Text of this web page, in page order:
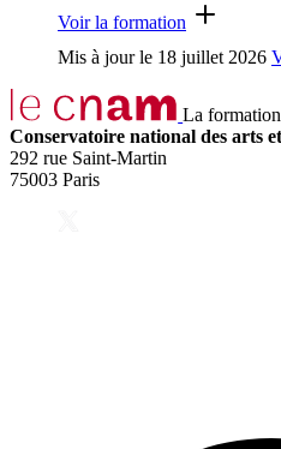
Voir la formation
Mis à jour le 18 juillet 2026
La
Conservatoire national des arts
292 rue Saint-Martin
75003 Paris